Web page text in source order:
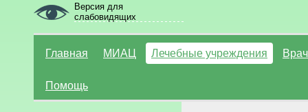
Версия для
слабовидящих
Главная МИАЦ Лечебные учреждения
Помощь